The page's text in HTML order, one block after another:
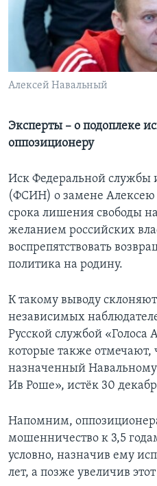
Learning English
СОЦИАЛЬНЫЕ СЕТИ
Языки
Алексей Навальный
Эксперты – о подоплеке
оппозиционеру
Иск Федеральной службы
(ФСИН) о замене Алексею
срока лишения свободы
желанием российских
воспрепятствовать
политика на родину.
К такому выводу
независимых
Русской службой «Голоса
которые также отмечают,
назначенный Навальному
Ив Роше», истёк 30
Напомним,
мошенничество к 3,5
условно, назначив ему
лет, а позже увеличив